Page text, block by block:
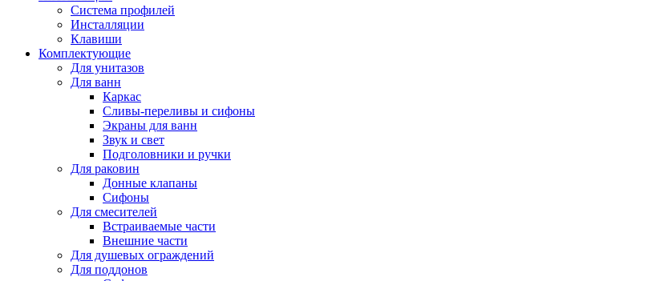
Система профилей
Инсталляции
Клавиши
Комплектующие
Для унитазов
Для ванн
Каркас
Сливы-переливы и сифоны
Экраны для ванн
Звук и свет
Подголовники и ручки
Для раковин
Донные клапаны
Сифоны
Для смесителей
Встраиваемые части
Внешние части
Для душевых ограждений
Для поддонов